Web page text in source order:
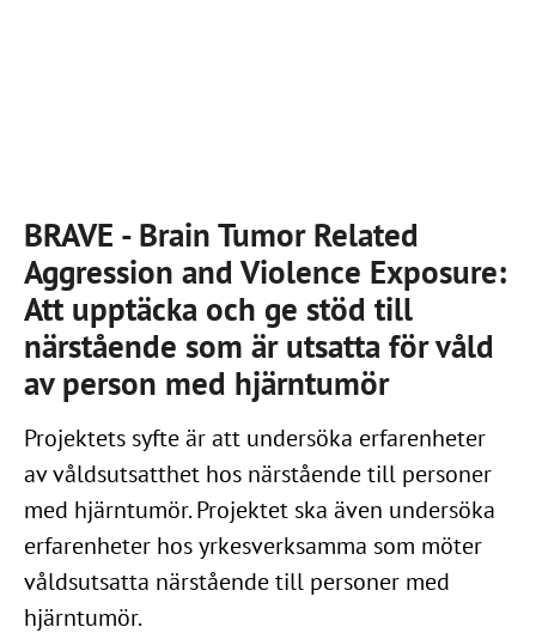
BRAVE - Brain Tumor Related
Aggression and Violence Exposure:
Att upptäcka och ge stöd till
närstående som är utsatta för våld
av person med hjärntumör
Projektets syfte är att undersöka erfarenheter
av våldsutsatthet hos närstående till personer
med hjärntumör. Projektet ska även undersöka
erfarenheter hos yrkesverksamma som möter
våldsutsatta närstående till personer med
hjärntumör.